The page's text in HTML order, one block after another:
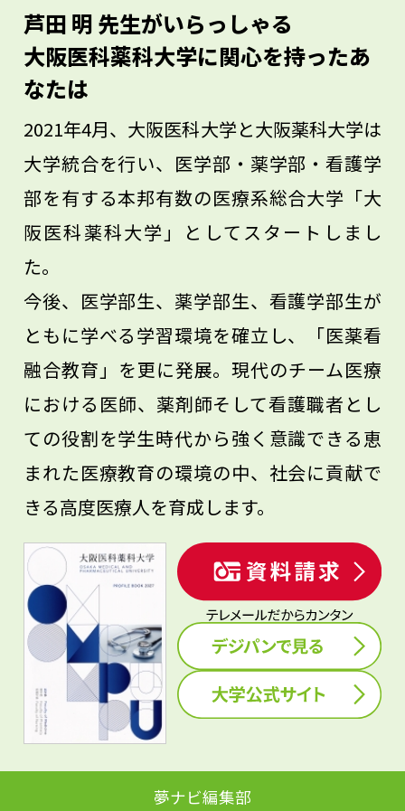
大事にしてください。「チャンスの女神に
は前髪しかない」と言いますが、ふと現れ
た機会をつかめるのは、いつも好奇心を持
ち続けている人だけなのです。やってみて
面白くなかったらやめればよく、一歩踏み
出した先に、自分だけの道が見えてくるは
ずです。
芦田 明 先生がいらっしゃる
大阪医科薬科大学に関心を持ったあ
なたは
2021年4月、大阪医科大学と大阪薬科大学は
大学統合を行い、医学部・薬学部・看護学
部を有する本邦有数の医療系総合大学「大
阪医科薬科大学」としてスタートしまし
た。
今後、医学部生、薬学部生、看護学部生が
ともに学べる学習環境を確立し、「医薬看
融合教育」を更に発展。現代のチーム医療
における医師、薬剤師そして看護職者とし
ての役割を学生時代から強く意識できる恵
まれた医療教育の環境の中、社会に貢献で
きる高度医療人を育成します。
夢ナビ編集部